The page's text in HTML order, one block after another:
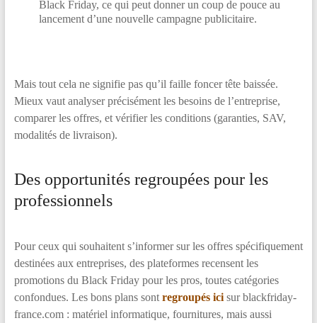
Black Friday, ce qui peut donner un coup de pouce au
lancement d’une nouvelle campagne publicitaire.
Mais tout cela ne signifie pas qu’il faille foncer tête baissée.
Mieux vaut analyser précisément les besoins de l’entreprise,
comparer les offres, et vérifier les conditions (garanties, SAV,
modalités de livraison).
Des opportunités regroupées pour les
professionnels
Pour ceux qui souhaitent s’informer sur les offres spécifiquement
destinées aux entreprises, des plateformes recensent les
promotions du Black Friday pour les pros, toutes catégories
confondues. Les bons plans sont regroupés icisur blackfriday-
france.com : matériel informatique, fournitures, mais aussi